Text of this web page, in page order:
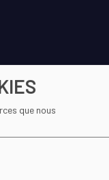
que nous